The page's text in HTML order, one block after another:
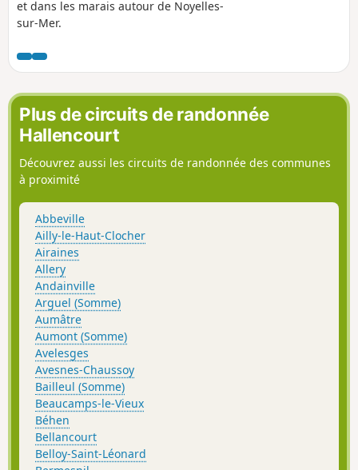
et dans les marais autour de Noyelles-
sur-Mer.
Plus de circuits de randonnée
Hallencourt
Découvrez aussi les circuits de randonnée des communes
à proximité
Abbeville
Ailly-le-Haut-Clocher
Airaines
Allery
Andainville
Arguel (Somme)
Aumâtre
Aumont (Somme)
Avelesges
Avesnes-Chaussoy
Bailleul (Somme)
Beaucamps-le-Vieux
Béhen
Bellancourt
Belloy-Saint-Léonard